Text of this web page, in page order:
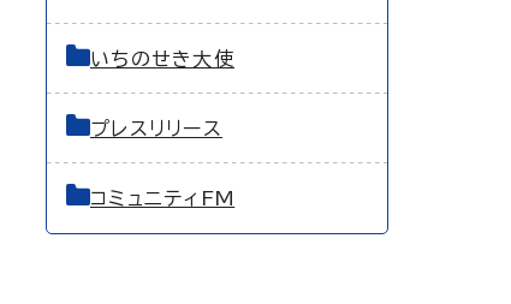
いちのせき大使
プレスリリース
コミュニティFM